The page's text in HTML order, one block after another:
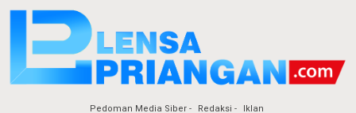
Pedoman Media Siber Redaksi Iklan